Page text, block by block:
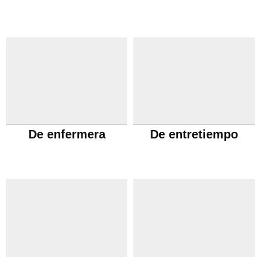
De enfermera De entretiempo